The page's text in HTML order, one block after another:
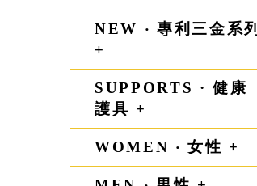
NEW ‧ 專利三金系列
+
SUPPORTS · 健康
護具 +
WOMEN ‧ 女性 +